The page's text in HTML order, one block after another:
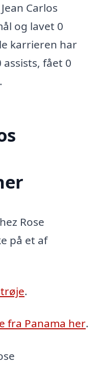
Carlos
og lavet 0
karrieren har
fået 0
Rose
på et af
.
fra Panama her.